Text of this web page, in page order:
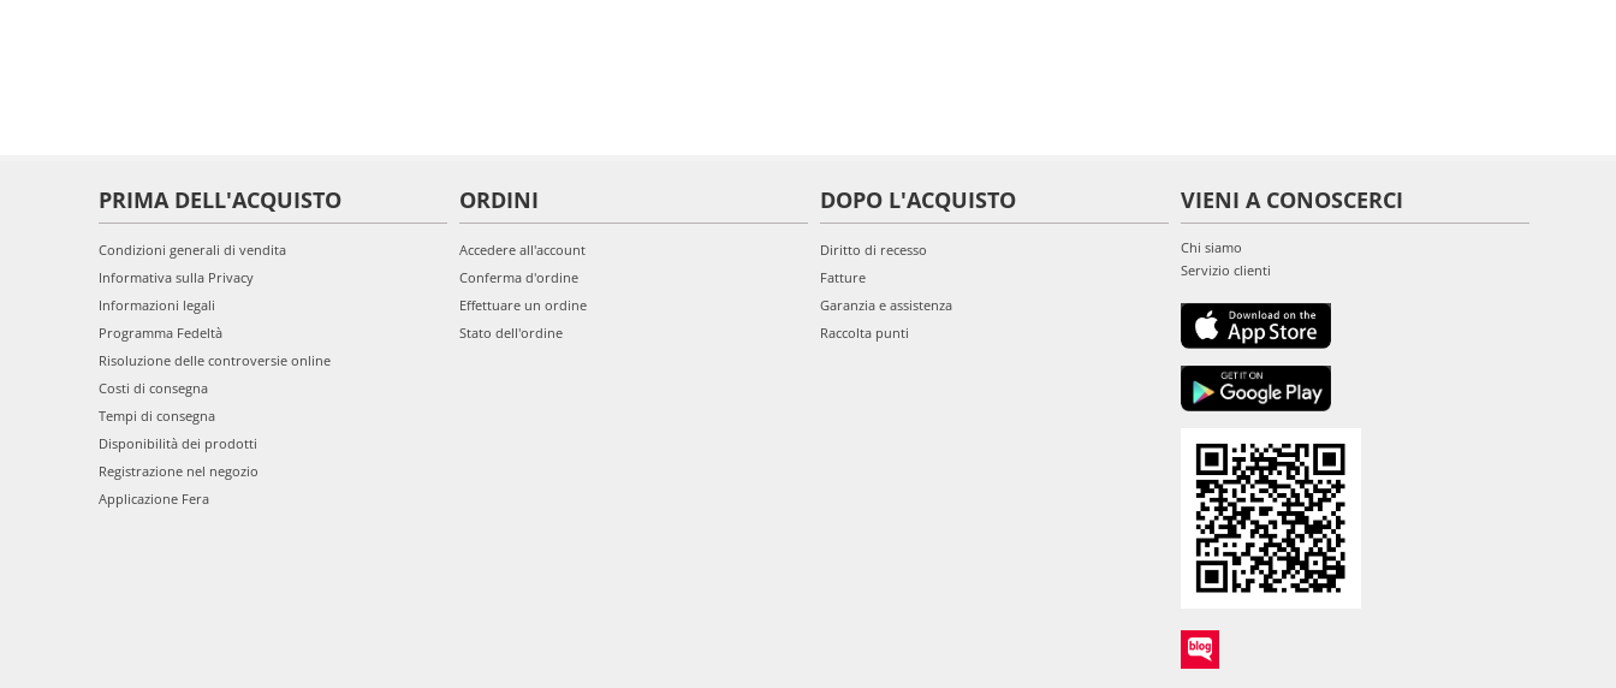
PRIMA DELL'ACQUISTO
Condizioni generali di vendita
Informativa sulla Privacy
Informazioni legali
Programma Fedeltà
Risoluzione delle controversie online
Costi di consegna
Tempi di consegna
Disponibilità dei prodotti
Registrazione nel negozio
Applicazione Fera
ORDINI
Accedere all'account
Conferma d'ordine
Effettuare un ordine
Stato dell'ordine
DOPO L'ACQUISTO
Diritto di recesso
Fatture
Garanzia e assistenza
Raccolta punti
VIENI A CONOSCERCI
Chi siamo
Servizio clienti